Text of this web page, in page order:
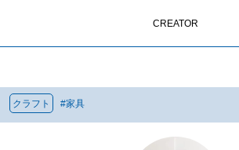
CREATOR
クラフト #家具